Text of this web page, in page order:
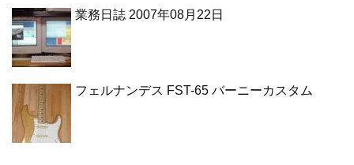
業務日誌 2007年08月22日
フェルナンデス FST-65 バーニーカスタム